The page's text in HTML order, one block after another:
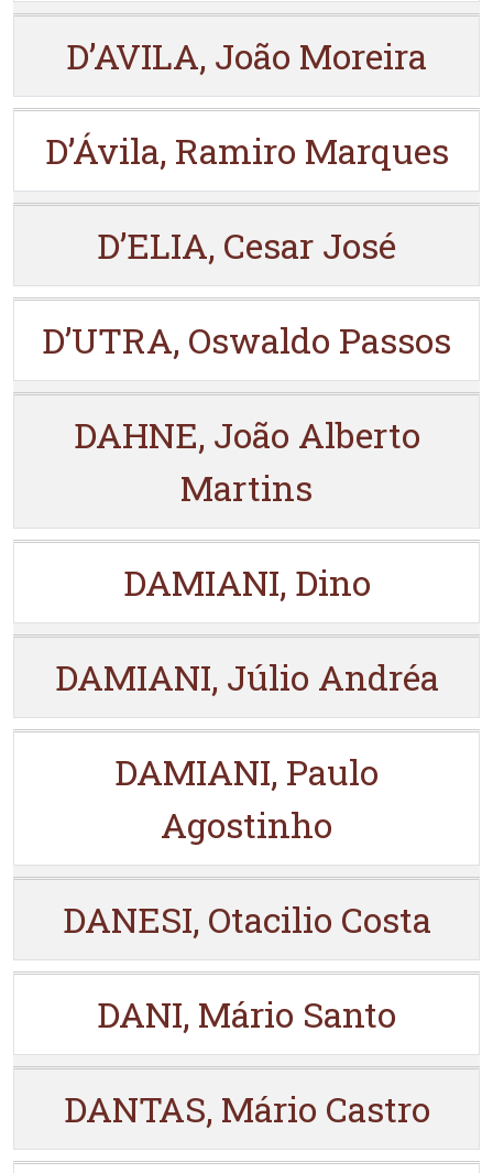
D’AVILA, João Moreira
D’Ávila, Ramiro Marques
D’ELIA, Cesar José
D’UTRA, Oswaldo Passos
DAHNE, João Alberto
Martins
DAMIANI, Dino
DAMIANI, Júlio Andréa
DAMIANI, Paulo
Agostinho
DANESI, Otacilio Costa
DANI, Mário Santo
DANTAS, Mário Castro